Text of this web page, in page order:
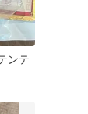
ンテ